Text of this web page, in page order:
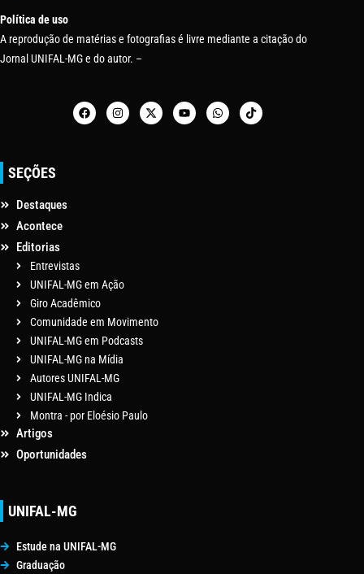
Política de uso
A reprodução de matérias e fotografias é livre mediante a citação do
Jornal UNIFAL-MG e do autor. –
SEÇÕES
Destaques
Acontece
Editorias
Entrevistas
UNIFAL-MG em Ação
Giro Acadêmico
Comunidade em Movimento
UNIFAL-MG em Podcasts
UNIFAL-MG na Mídia
Autores UNIFAL-MG
UNIFAL-MG Indica
Montra - por Eloésio Paulo
Artigos
Oportunidades
UNIFAL-MG
Estude na UNIFAL-MG
Graduação